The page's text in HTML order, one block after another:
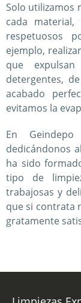
Solo utilizamos
cada
respetuosos
ejemplo,
que
detergentes,
acabado
evitamos la
En
dedicándonos
ha sido
tipo de
trabajosas y
que si contrata
gratamente